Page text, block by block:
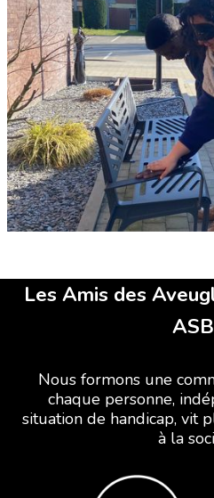
Les Amis des
Nous formons une
chaque personne,
situation de handicap, vit
à la